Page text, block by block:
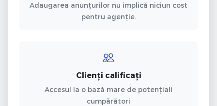
Adaugarea anunțurilor nu implică niciun cost
pentru agenție.
Clienți calificați
Accesul la o bază mare de potențiali
cumpărători